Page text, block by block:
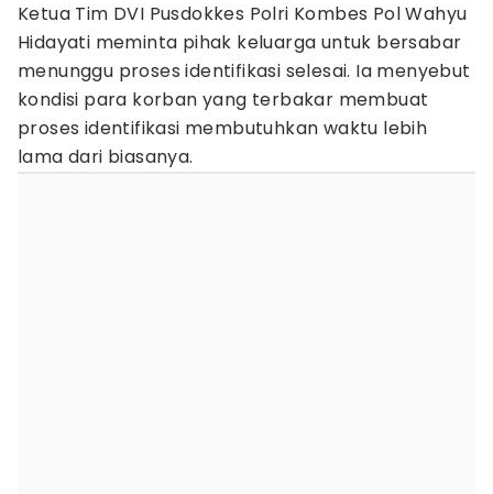
Ketua Tim DVI Pusdokkes Polri Kombes Pol Wahyu
Hidayati meminta pihak keluarga untuk bersabar
menunggu proses identifikasi selesai. Ia menyebut
kondisi para korban yang terbakar membuat
proses identifikasi membutuhkan waktu lebih
lama dari biasanya.